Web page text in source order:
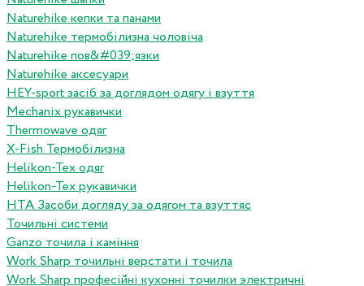
Naturehike кепки та панами
Naturehike термобілизна чоловіча
Naturehike пов&#039;язки
Naturehike аксесуари
HEY-sport засіб за доглядом одягу і взуття
Mechanix рукавички
Thermowave одяг
X-Fish Термобілизна
Helikon-Tex одяг
Helikon-Tex рукавички
HTA Засоби догляду за одягом та взуттяс
Точильні системи
Ganzo точила і каміння
Work Sharp точильні верстати і точила
Work Sharp професiйнi кухоннi точилки электричнi